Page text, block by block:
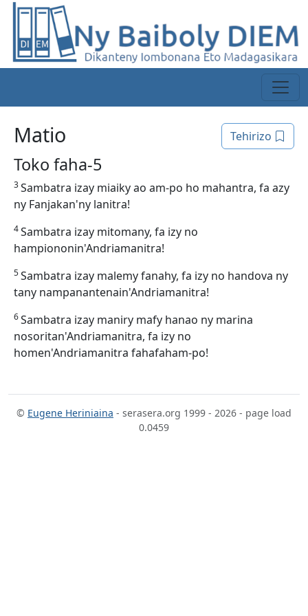
Tehirizo
Matio
Toko faha-5
3Sambatra izay miaiky ao am-po ho mahantra, fa azy
ny Fanjakan'ny lanitra!
4Sambatra izay mitomany, fa izy no
hampiononin'Andriamanitra!
5Sambatra izay malemy fanahy, fa izy no handova ny
tany nampanantenain'Andriamanitra!
6Sambatra izay maniry mafy hanao ny marina
nosoritan'Andriamanitra, fa izy no
homen'Andriamanitra fahafaham-po!
© Eugene Heriniaina - serasera.org 1999 - 2026 - page load
0.0459